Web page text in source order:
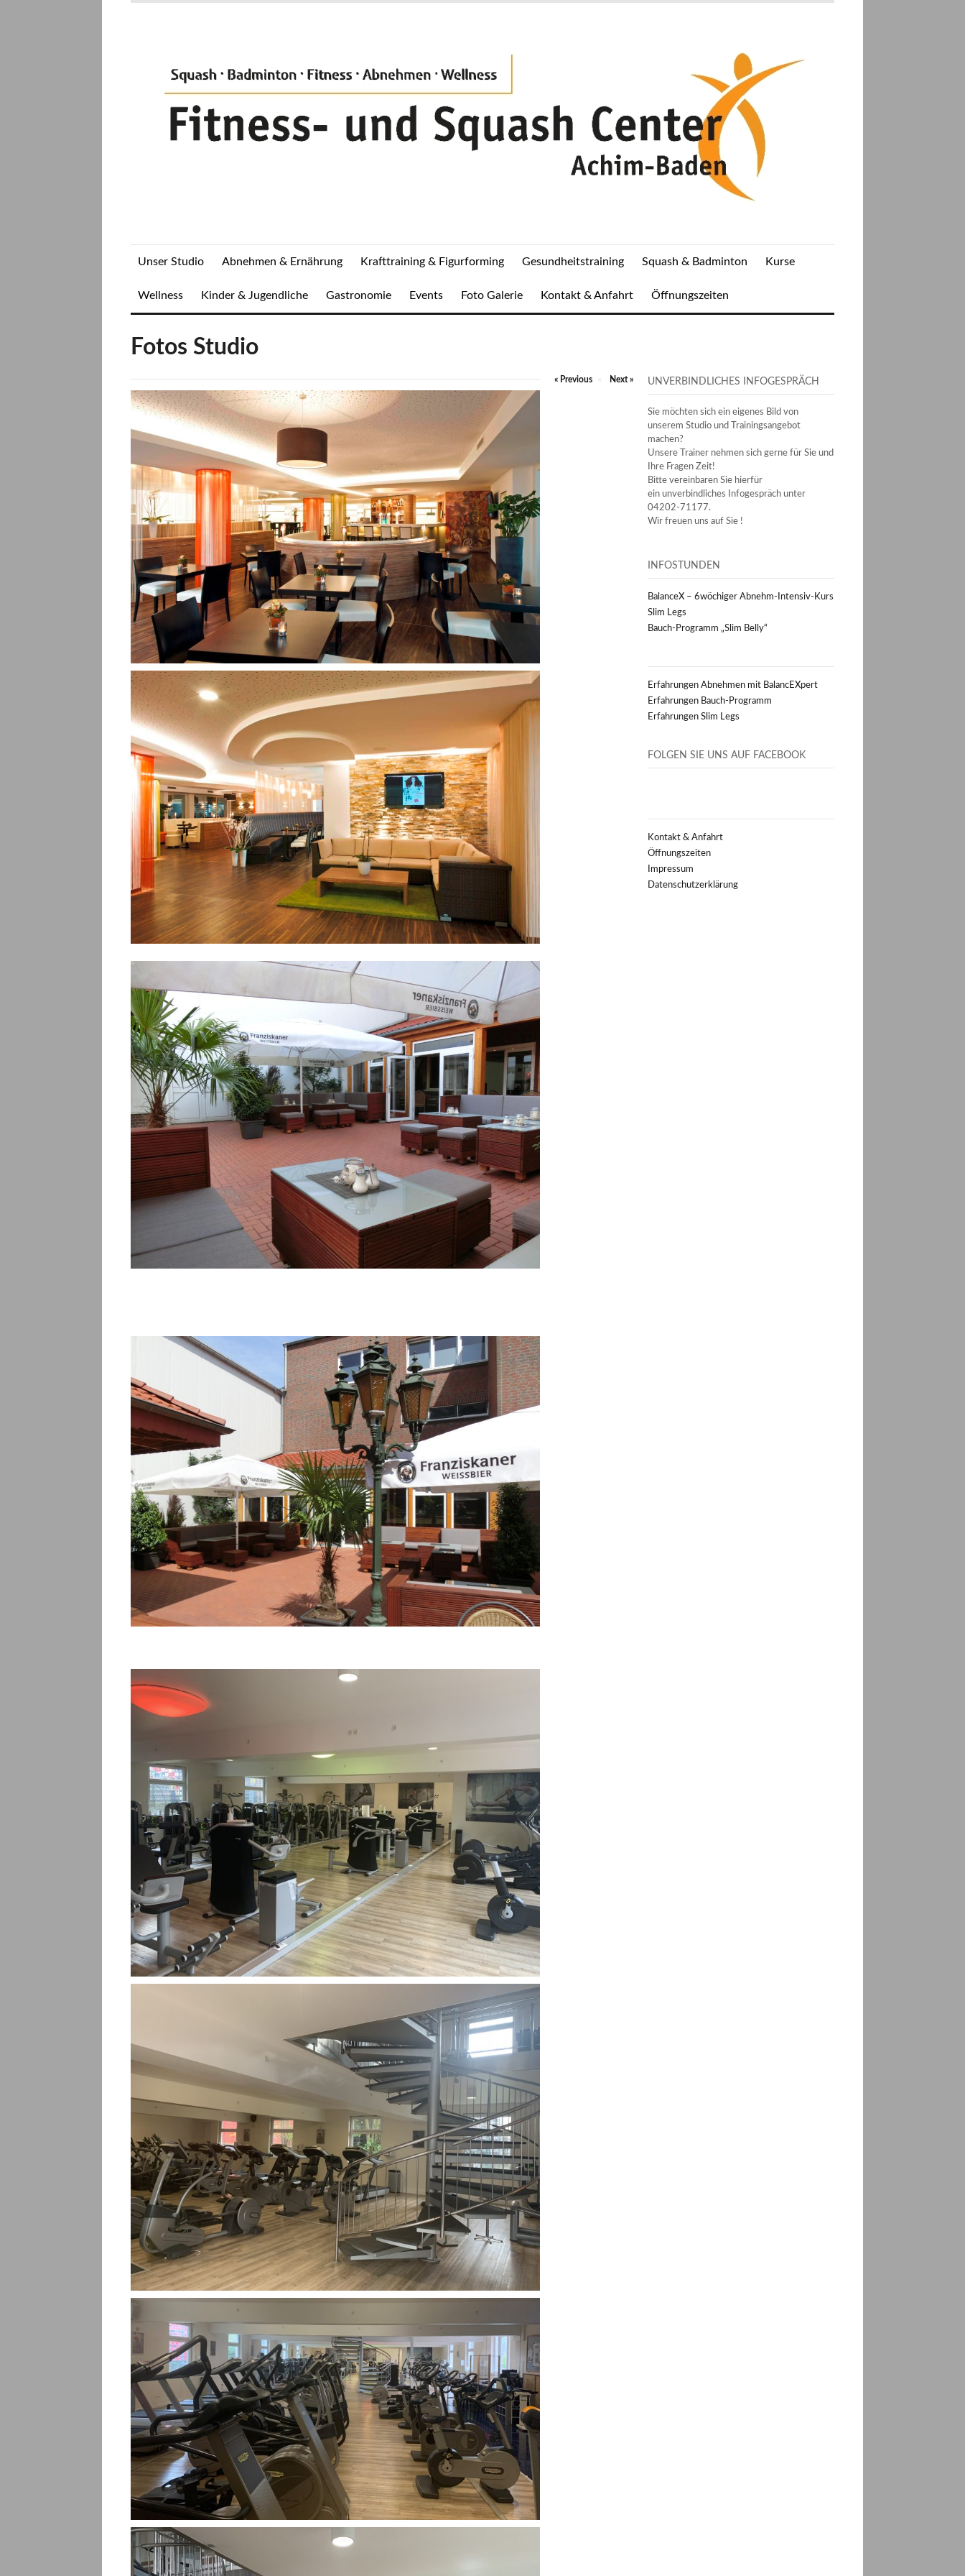
Unser Studio Abnehmen & Ernährung Krafttraining & Figurforming Gesundheitstraining Squash & Badminton Kurse
Wellness Kinder & Jugendliche Gastronomie Events Foto Galerie Kontakt & Anfahrt Öffnungszeiten
Fotos Studio
« Previous × Next » UNVERBINDLICHES INFOGESPRÄCH
Sie möchten sich ein eigenes Bild von
unserem Studio und Trainingsangebot
machen?
Unsere Trainer nehmen sich gerne für Sie und
Ihre Fragen Zeit!
Bitte vereinbaren Sie hierfür
ein unverbindliches Infogespräch unter
04202-71177.
Wir freuen uns auf Sie !
INFOSTUNDEN
BalanceX – 6wöchiger Abnehm-Intensiv-Kurs
Slim Legs
Bauch-Programm „Slim Belly“
Erfahrungen Abnehmen mit BalancEXpert
Erfahrungen Bauch-Programm
Erfahrungen Slim Legs
FOLGEN SIE UNS AUF FACEBOOK
Kontakt & Anfahrt
Öffnungszeiten
Impressum
Datenschutzerklärung